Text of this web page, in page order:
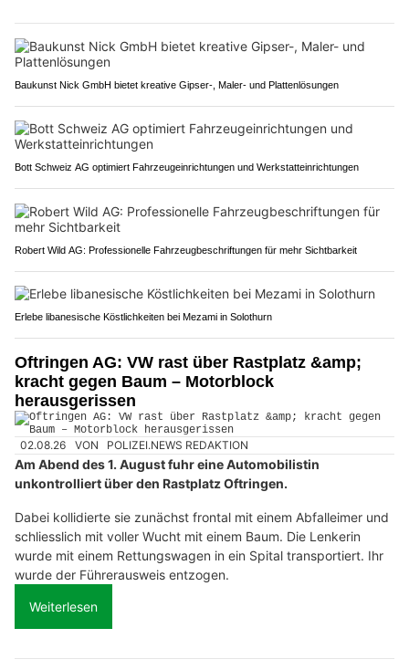
Baukunst Nick GmbH bietet kreative Gipser-, Maler- und Plattenlösungen
Bott Schweiz AG optimiert Fahrzeugeinrichtungen und Werkstatteinrichtungen
Robert Wild AG: Professionelle Fahrzeugbeschriftungen für mehr Sichtbarkeit
Erlebe libanesische Köstlichkeiten bei Mezami in Solothurn
Oftringen AG: VW rast über Rastplatz &amp;
kracht gegen Baum – Motorblock
herausgerissen
02.08.26 VON POLIZEI.NEWS REDAKTION
Am Abend des 1. August fuhr eine Automobilistin
unkontrolliert über den Rastplatz Oftringen.
Dabei kollidierte sie zunächst frontal mit einem Abfalleimer und
schliesslich mit voller Wucht mit einem Baum. Die Lenkerin
wurde mit einem Rettungswagen in ein Spital transportiert. Ihr
wurde der Führerausweis entzogen.
Weiterlesen